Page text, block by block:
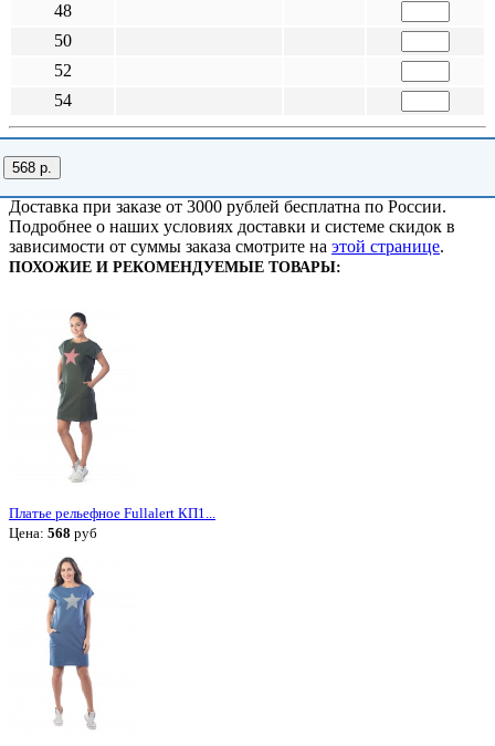
48
50
52
54
568 р.
Доставка при заказе от 3000 рублей бесплатна по России.
Подробнее о наших условиях доставки и системе скидок в
зависимости от суммы заказа смотрите на этой странице.
ПОХОЖИЕ И РЕКОМЕНДУЕМЫЕ ТОВАРЫ:
Платье рельефное Fullalert КП1...
Цена: 568 руб